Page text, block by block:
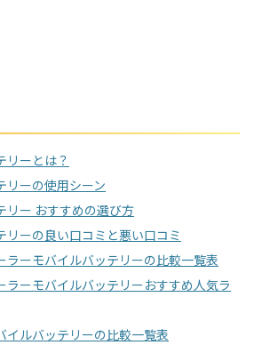
リーとは？
リーの使用シーン
リー おすすめの選び方
リーの良い口コミと悪い口コミ
ラーモバイルバッテリーの比較一覧表
ラーモバイルバッテリーおすすめ人気ラ
イルバッテリーの比較一覧表